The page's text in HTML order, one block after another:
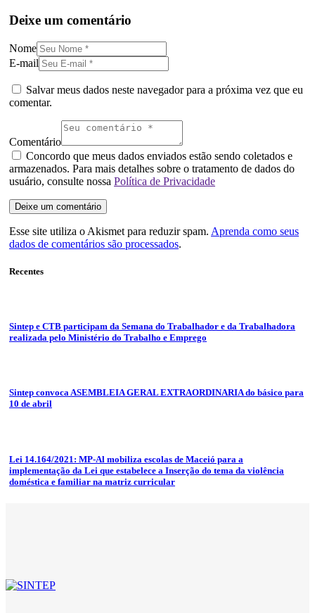
Deixe um comentário
Nome
E-mail
Salvar meus dados neste navegador para a próxima vez que eu
comentar.
Comentário
Concordo que meus dados enviados estão sendo coletados e
armazenados. Para mais detalhes sobre o tratamento de dados do
usuário, consulte nossa Política de Privacidade
Esse site utiliza o Akismet para reduzir spam. Aprenda como seus
dados de comentários são processados.
Recentes
Sintep e CTB participam da Semana do Trabalhador e da Trabalhadora
realizada pelo Ministério do Trabalho e Emprego
Sintep convoca ASEMBLEIA GERAL EXTRAORDINARIA do básico para
10 de abril
Lei 14.164/2021: MP-Al mobiliza escolas de Maceió para a
implementação da Lei que estabelece a Inserção do tema da violência
doméstica e familiar na matriz curricular